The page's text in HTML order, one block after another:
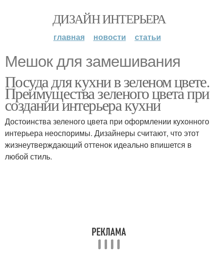
ДИЗАЙН ИНТЕРЬЕРА
главная новости статьи
Мешок для замешивания
Посуда для кухни в зеленом цвете.
Преимущества зеленого цвета при
создании интерьера кухни
Достоинства зеленого цвета при оформлении кухонного
интерьера неоспоримы. Дизайнеры считают, что этот
жизнеутверждающий оттенок идеально впишется в
любой стиль.